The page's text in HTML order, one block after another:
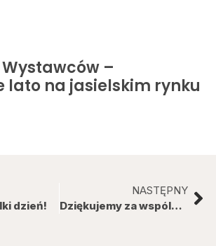
Wystawców –
lato na jasielskim rynku
dzień!
NASTĘPNY
Dziękujemy za wspólną majówkę!